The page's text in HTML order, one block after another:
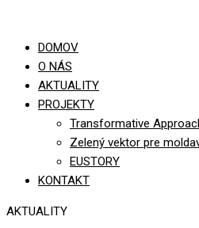
DOMOV
O NÁS
AKTUALITY
PROJEKTY
Transformative
Zelený vektor pre
EUSTORY
KONTAKT
AKTUALITY